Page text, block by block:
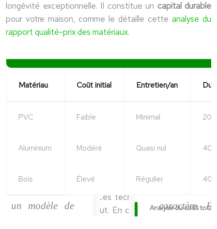
longévité exceptionnelle. Il constitue un capital durable
pour votre maison, comme le détaille cette analyse du
rapport qualité-prix des matériaux.
Analyse du coût total
Matériau Coût initial Entretien/an
PVC Faible Minimal 20-
Aluminium Modéré Quasi nul
Bois Élevé Régulier 40-